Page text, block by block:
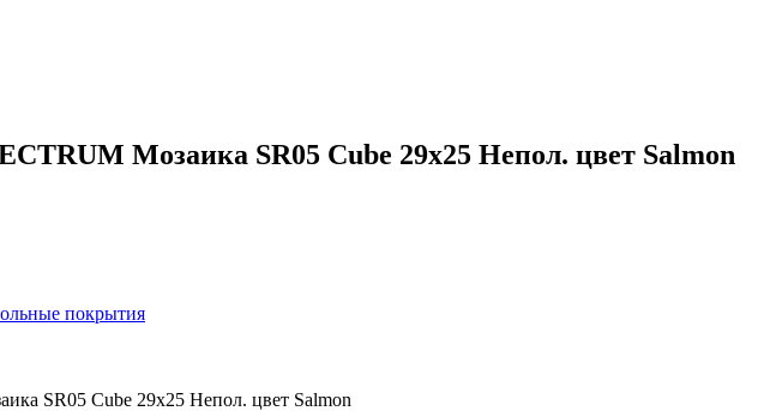
Мозаика SR05 Cube 29x25 Непол. цвет Salmon
покрытия
SR05 Cube 29x25 Непол. цвет Salmon